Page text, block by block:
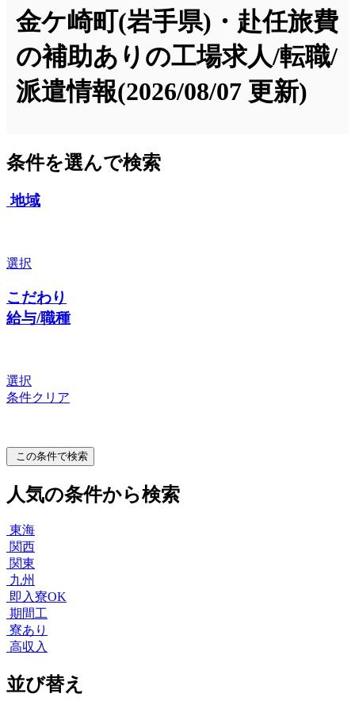
金ケ崎町(岩手県)・赴任旅費
の補助ありの工場求人/転職/
派遣情報(2026/08/07 更新)
条件を選んで検索
地域
選択
こだわり
給与/職種
選択
条件クリア
この条件で検索
人気の条件から検索
東海
関西
関東
九州
即入寮OK
期間工
寮あり
高収入
並び替え